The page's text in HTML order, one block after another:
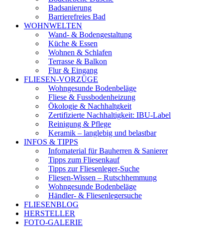
Badsanierung
Barrierefreies Bad
WOHNWELTEN
Wand- & Bodengestaltung
Küche & Essen
Wohnen & Schlafen
Terrasse & Balkon
Flur & Eingang
FLIESEN-VORZÜGE
Wohngesunde Bodenbeläge
Fliese & Fussbodenheizung
Ökologie & Nachhaltgkeit
Zertifizierte Nachhaltigkeit: IBU-Label
Reinigung & Pflege
Keramik – langlebig und belastbar
INFOS & TIPPS
Infomaterial für Bauherren & Sanierer
Tipps zum Fliesenkauf
Tipps zur Fliesenleger-Suche
Fliesen-Wissen – Rutschhemmung
Wohngesunde Bodenbeläge
Händler- & Fliesenlegersuche
FLIESENBLOG
HERSTELLER
FOTO-GALERIE